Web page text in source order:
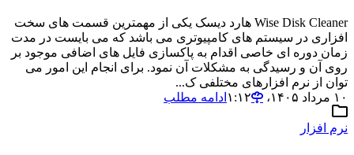
Wise Disk Cleaner هارد دیسک یکی از مهمترین قسمت های سخت
افزاری در سیستم های کامپیوتری می باشد که می بایست در مدت
زمان دوره ای خاصی اقدام به پاکسازی فایل های اضافی موجود بر
روی آن و رسیدگی به مشکلات آن نمود. برای انجام این امور می
توان از نرم افزارهای مختلفی ک...
۱۰ مرداد ۱۴۰۵،‏ ۱:۱۲
ادامه مطلب
نرم افزار